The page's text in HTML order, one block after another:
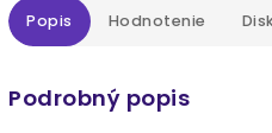
Popis Hodnotenie
Podrobný popis